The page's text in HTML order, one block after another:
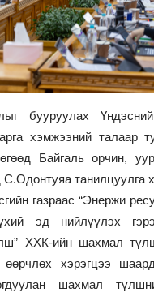
бууруулах
хэмжээний талаар
Байгаль орчин,
С.Одонтуяа танилцуулга
газраас “Энержи
эд нийлүүлэх
ХХК-ийн шахмал
хэрэгцээ
шахмал